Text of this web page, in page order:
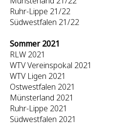
Ruhr-Lippe 21/22
Südwestfalen 21/22
Sommer 2021
RLW 2021
WTV Vereinspokal 2021
WTV Ligen 2021
Ostwestfalen 2021
Münsterland 2021
Ruhr-Lippe 2021
Südwestfalen 2021